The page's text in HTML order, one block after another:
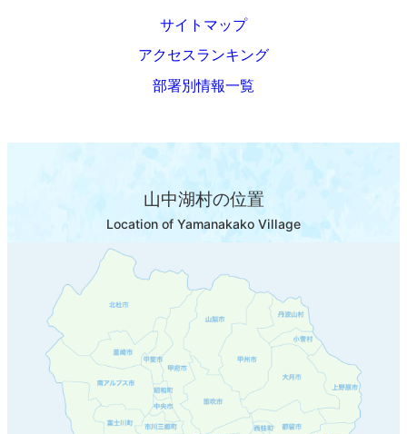
サイトマップ
アクセスランキング
部署別情報一覧
山中湖村の位置
Location of Yamanakako Village